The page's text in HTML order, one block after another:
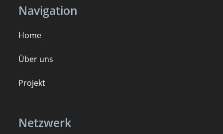
Navigation
Home
Über uns
Projekt
Netzwerk